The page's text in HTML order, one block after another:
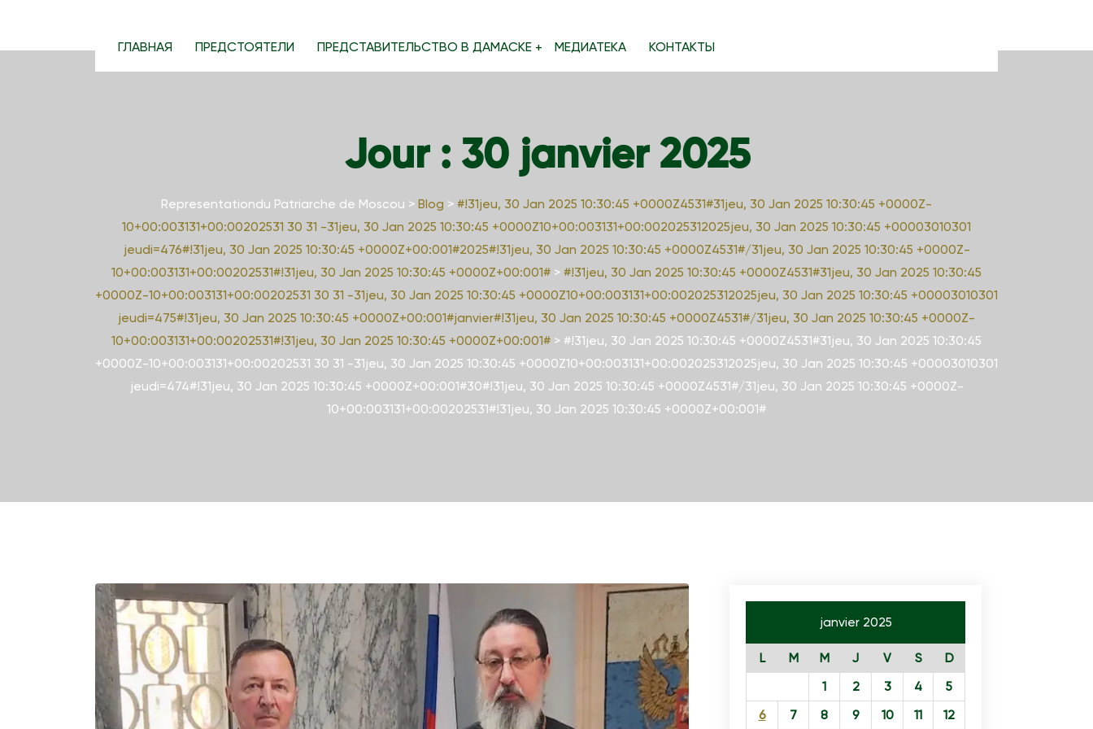
ГЛАВНАЯ ПРЕДСТОЯТЕЛИ ПРЕДСТАВИТЕЛЬСТВО В ДАМАСКЕ МЕДИАТЕКА КОНТАКТЫ
Jour : 30 janvier 2025
Representationdu Patriarche de Moscou > Blog > #!31jeu, 30 Jan 2025 10:30:45 +0000Z4531#31jeu, 30 Jan 2025 10:30:45 +0000Z-
10+00:003131+00:00202531 30 31 -31jeu, 30 Jan 2025 10:30:45 +0000Z10+00:003131+00:002025312025jeu, 30 Jan 2025 10:30:45 +00003010301
jeudi=476#!31jeu, 30 Jan 2025 10:30:45 +0000Z+00:001#2025#!31jeu, 30 Jan 2025 10:30:45 +0000Z4531#/31jeu, 30 Jan 2025 10:30:45 +0000Z-
10+00:003131+00:00202531#!31jeu, 30 Jan 2025 10:30:45 +0000Z+00:001# > #!31jeu, 30 Jan 2025 10:30:45 +0000Z4531#31jeu, 30 Jan 2025 10:30:45
+0000Z-10+00:003131+00:00202531 30 31 -31jeu, 30 Jan 2025 10:30:45 +0000Z10+00:003131+00:002025312025jeu, 30 Jan 2025 10:30:45 +00003010301
jeudi=475#!31jeu, 30 Jan 2025 10:30:45 +0000Z+00:001#janvier#!31jeu, 30 Jan 2025 10:30:45 +0000Z4531#/31jeu, 30 Jan 2025 10:30:45 +0000Z-
10+00:003131+00:00202531#!31jeu, 30 Jan 2025 10:30:45 +0000Z+00:001# > #!31jeu, 30 Jan 2025 10:30:45 +0000Z4531#31jeu, 30 Jan 2025 10:30:45
+0000Z-10+00:003131+00:00202531 30 31 -31jeu, 30 Jan 2025 10:30:45 +0000Z10+00:003131+00:002025312025jeu, 30 Jan 2025 10:30:45 +00003010301
jeudi=474#!31jeu, 30 Jan 2025 10:30:45 +0000Z+00:001#30#!31jeu, 30 Jan 2025 10:30:45 +0000Z4531#/31jeu, 30 Jan 2025 10:30:45 +0000Z-
10+00:003131+00:00202531#!31jeu, 30 Jan 2025 10:30:45 +0000Z+00:001#
janvier 2025
L M M J V S
D
1
2 3 4
5
6
7 8 9 10 11
12